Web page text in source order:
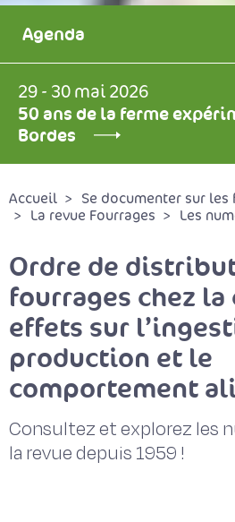
Agenda
29 - 30 mai 2026
50 ans de la ferme
Bordes
Accueil
Se documenter sur
La revue Fourrages
Les
Ordre de
fourrages chez la
effets sur
production et le
comportement
Consultez et explorez les
la revue depuis 1959 !